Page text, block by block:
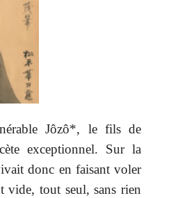
Jôzô*, le fils de
exceptionnel. Sur la
donc en faisant voler
tout seul, sans rien